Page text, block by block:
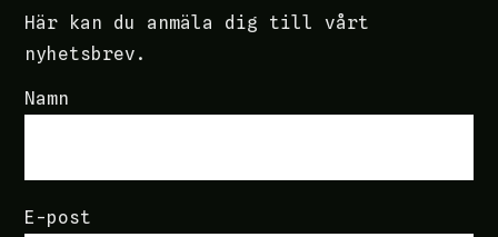
Här kan du anmäla dig till vårt
nyhetsbrev.
Namn
E-post